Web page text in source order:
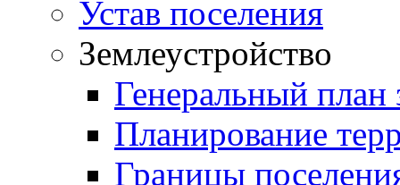
Устав поселения
Землеустройство
Генеральный план
Планирование
Границы